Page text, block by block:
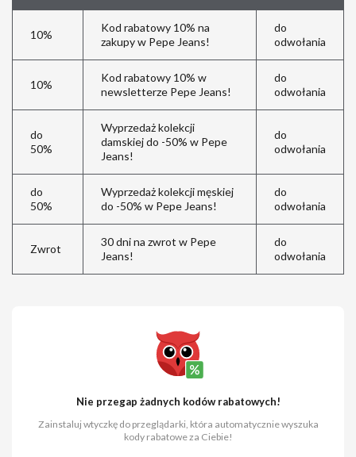
10%
Kod rabatowy 10% na
zakupy w Pepe Jeans!
do
odwołania
10%
Kod rabatowy 10% w
newsletterze Pepe Jeans!
do
odwołania
do
50%
Wyprzedaż kolekcji
damskiej do -50% w Pepe
Jeans!
do
odwołania
do
50%
Wyprzedaż kolekcji męskiej
do -50% w Pepe Jeans!
do
odwołania
Zwrot
30 dni na zwrot w Pepe
Jeans!
do
odwołania
Nie przegap żadnych kodów rabatowych!
Zainstaluj wtyczkę do przeglądarki, która automatycznie wyszuka
kody rabatowe za Ciebie!